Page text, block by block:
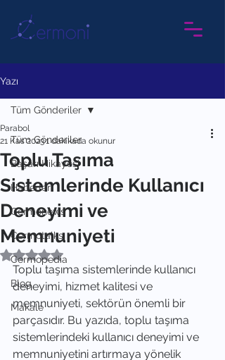
Yazı
Tüm Gönderiler
Başarı Hikayesi
Haberler
Cermonews
Cermotalks
Cermopedia
Blog
Makale
Tüm Gönderiler
Toplu Taşıma
Sistemlerinde Kullanıcı
Deneyimi ve
Memnuniyeti
Parabol
21 Kas 20231 dakikada okunur
5 üzerinden NaN yıldız
Toplu taşıma sistemlerinde kullanıcı
deneyimi, hizmet kalitesi ve
memnuniyeti, sektörün önemli bir
parçasıdır. Bu yazıda, toplu taşıma
sistemlerindeki kullanıcı deneyimi ve
memnuniyetini artırmaya yönelik